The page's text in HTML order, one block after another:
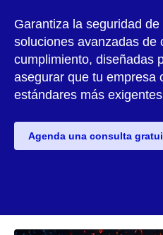
Garantiza la seguridad
soluciones avanzadas de
cumplimiento, diseñadas
asegurar que tu empresa
estándares más
Agenda una consulta